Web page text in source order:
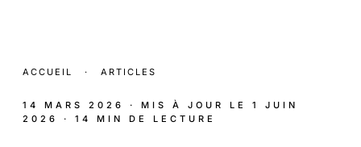
ACCUEIL · ARTICLES
14 MARS 2026 · MIS À JOUR LE 1 JUIN
2026
· 14 MIN DE LECTURE